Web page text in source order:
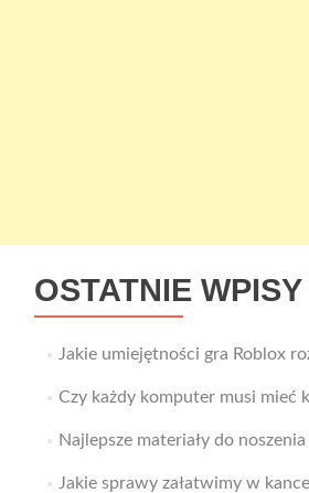
OSTATNIE WPISY
Jakie umiejętności gra Roblox
Czy każdy komputer musi mieć
Najlepsze materiały do
Jakie sprawy załatwimy w